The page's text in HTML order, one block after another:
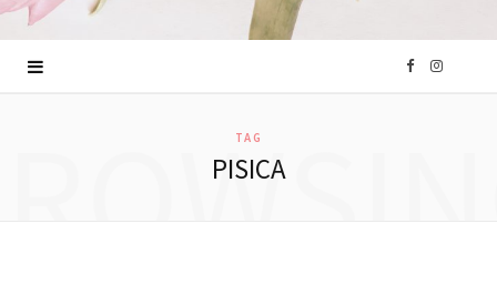
F I
TAG
PISICA